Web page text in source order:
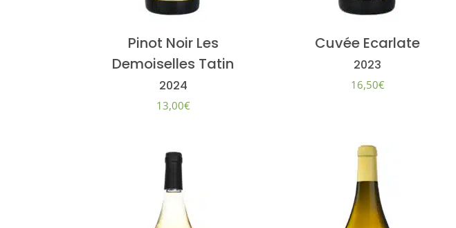
Pinot Noir Les
Demoiselles Tatin
2024
13,00€
Cuvée Ecarlate
2023
16,50€